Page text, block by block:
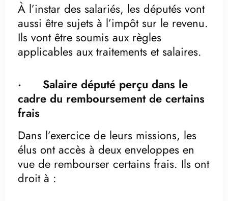
À l’instar des salariés, les députés vont
aussi être sujets à l’impôt sur le revenu.
Ils vont être soumis aux règles
applicables aux traitements et salaires.
· Salaire député perçu dans le
cadre du remboursement de certains
frais
Dans l’exercice de leurs missions, les
élus ont accès à deux enveloppes en
vue de rembourser certains frais. Ils ont
droit à :